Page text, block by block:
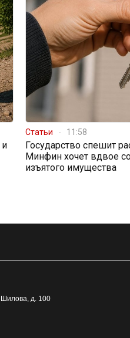
Статьи 11:58
Государство спешит
Минфин хочет вдвое
изъятого имущества
Шилова, д. 100